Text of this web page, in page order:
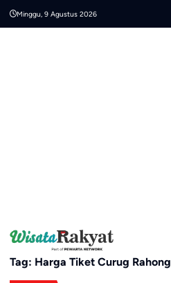
Minggu, 9 Agustus 2026
Tag: Harga Tiket Curug Rahong